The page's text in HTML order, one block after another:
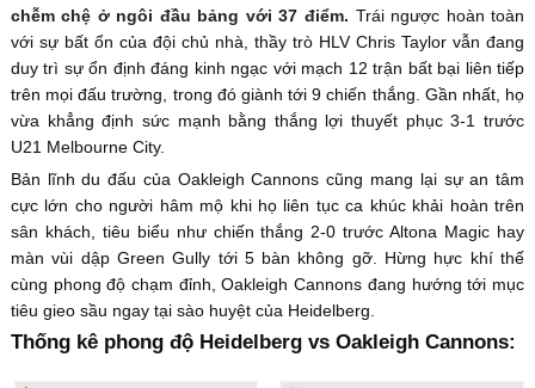
chễm chệ ở ngôi đầu bảng với 37 điểm. Trái ngược hoàn toàn
với sự bất ổn của đội chủ nhà, thầy trò HLV Chris Taylor vẫn đang
duy trì sự ổn định đáng kinh ngạc với mạch 12 trận bất bại liên tiếp
trên mọi đấu trường, trong đó giành tới 9 chiến thắng. Gần nhất, họ
vừa khẳng định sức mạnh bằng thắng lợi thuyết phục 3-1 trước
U21 Melbourne City.
Bản lĩnh du đấu của Oakleigh Cannons cũng mang lại sự an tâm
cực lớn cho người hâm mộ khi họ liên tục ca khúc khải hoàn trên
sân khách, tiêu biểu như chiến thắng 2-0 trước Altona Magic hay
màn vùi dập Green Gully tới 5 bàn không gỡ. Hừng hực khí thế
cùng phong độ chạm đỉnh, Oakleigh Cannons đang hướng tới mục
tiêu gieo sầu ngay tại sào huyệt của Heidelberg.
Thống kê phong độ Heidelberg vs Oakleigh Cannons: